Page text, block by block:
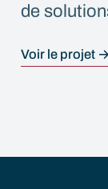
de
Voir le projet →